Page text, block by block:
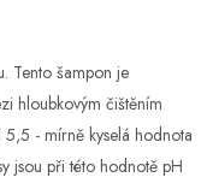
Tento šampon je
hloubkovým čištěním
- mírně kyselá hodnota
jsou při této hodnotě pH